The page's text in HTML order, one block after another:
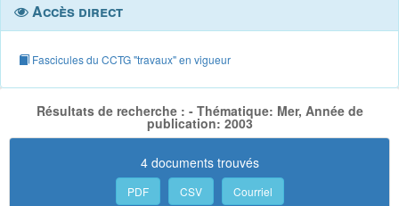
Accès direct
Fascicules du CCTG "travaux" en vigueur
Résultats de recherche : - Thématique: Mer, Année de
publication: 2003
4 documents trouvés
PDF CSV Courriel